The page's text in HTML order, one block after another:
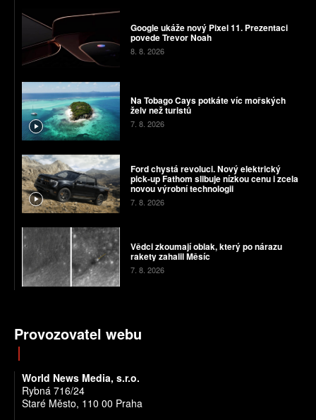
Google ukáže nový Pixel 11. Prezentaci
povede Trevor Noah
8. 8. 2026
Na Tobago Cays potkáte víc mořských
želv než turistů
7. 8. 2026
Ford chystá revoluci. Nový elektrický
pick-up Fathom slibuje nízkou cenu i zcela
novou výrobní technologii
7. 8. 2026
Vědci zkoumají oblak, který po nárazu
rakety zahalil Měsíc
7. 8. 2026
Provozovatel webu
World News Media, s.r.o.
Rybná 716/24
Staré Město, 110 00 Praha